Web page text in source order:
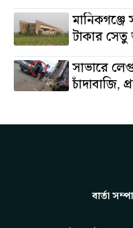
টাকার
সাভারে
চাঁদাবাজি,
বার্তা